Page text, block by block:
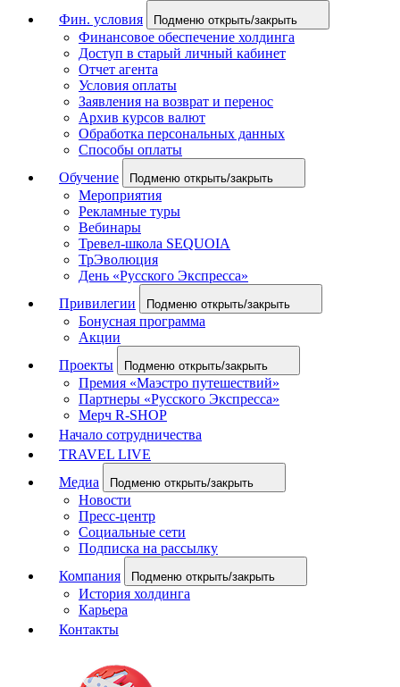
Фин. условия
Подменю открыть/закрыть
Финансовое обеспечение холдинга
Доступ в старый личный кабинет
Отчет агента
Условия оплаты
Заявления на возврат и перенос
Архив курсов валют
Обработка персональных данных
Способы оплаты
Обучение
Подменю открыть/закрыть
Мероприятия
Рекламные туры
Вебинары
Тревел-школа SEQUOIA
ТрЭволюция
День «Русского Экспресса»
Привилегии
Подменю открыть/закрыть
Бонусная программа
Акции
Проекты
Подменю открыть/закрыть
Премия «Маэстро путешествий»
Партнеры «Русского Экспресса»
Мерч R-SHOP
Начало сотрудничества
TRAVEL LIVE
Медиа
Подменю открыть/закрыть
Новости
Пресс-центр
Социальные сети
Подписка на рассылку
Компания
Подменю открыть/закрыть
История холдинга
Карьера
Контакты